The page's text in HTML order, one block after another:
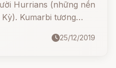
Hurrians (những nền
Kumarbi tương
25/12/2019